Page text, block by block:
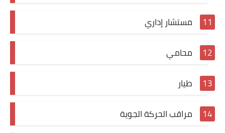
مستشار إداري
محامي
طيار
مراقب الحركة الجوية